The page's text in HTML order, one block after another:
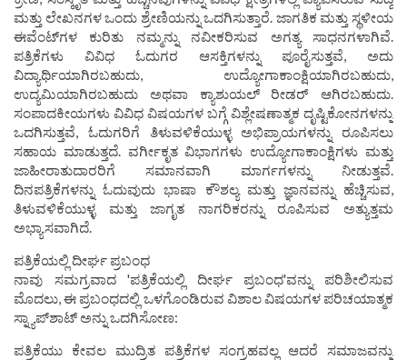
ಮತ್ತು ಲೇಖನಗಳ ಒಂದು ಶ್ರೇಣಿಯನ್ನು ಒದಗಿಸುತ್ತಾರೆ. ಜಾಗತಿಕ ಮತ್ತು ಸ್ಥಳೀಯ
ಈವೆಂಟ್‌ಗಳ ಕುರಿತು ನಮ್ಮನ್ನು ನವೀಕರಿಸುವ ಅಗತ್ಯ ಸಾಧನಗಳಾಗಿವೆ.
ಪತ್ರಿಕೆಗಳು ವಿವಿಧ ಓದುಗರ ಆಸಕ್ತಿಗಳನ್ನು ಪೂರೈಸುತ್ತವೆ, ಅದು
ವಿದ್ಯಾರ್ಥಿಯಾಗಿರಬಹುದು, ಉದ್ಯೋಗಾಕಾಂಕ್ಷಿಯಾಗಿರಬಹುದು,
ಉದ್ಯಮಿಯಾಗಿರಬಹುದು ಅಥವಾ ಕ್ಯಾಶುಯಲ್ ರೀಡರ್ ಆಗಿರಬಹುದು.
ಸಂಪಾದಕೀಯಗಳು ವಿವಿಧ ವಿಷಯಗಳ ಬಗ್ಗೆ ವಿಶ್ಲೇಷಣಾತ್ಮಕ ದೃಷ್ಟಿಕೋನಗಳನ್ನು
ಒದಗಿಸುತ್ತವೆ, ಓದುಗರಿಗೆ ತಿಳುವಳಿಕೆಯುಳ್ಳ ಅಭಿಪ್ರಾಯಗಳನ್ನು ರೂಪಿಸಲು
ಸಹಾಯ ಮಾಡುತ್ತದೆ. ವರ್ಗೀಕೃತ ವಿಭಾಗಗಳು ಉದ್ಯೋಗಾಕಾಂಕ್ಷಿಗಳು ಮತ್ತು
ಜಾಹೀರಾತುದಾರರಿಗೆ ಸಮಾನವಾಗಿ ಮಾರ್ಗಗಳನ್ನು ನೀಡುತ್ತವೆ.
ದಿನಪತ್ರಿಕೆಗಳನ್ನು ಓದುವುದು ಭಾಷಾ ಕೌಶಲ್ಯ ಮತ್ತು ಜ್ಞಾನವನ್ನು ಹೆಚ್ಚಿಸುವ,
ತಿಳುವಳಿಕೆಯುಳ್ಳ ಮತ್ತು ಜಾಗೃತ ನಾಗರಿಕರನ್ನು ರೂಪಿಸುವ ಅತ್ಯುತ್ತಮ
ಅಭ್ಯಾಸವಾಗಿದೆ.
ಪತ್ರಿಕೆಯಲ್ಲಿ ದೀರ್ಘ ಪ್ರಬಂಧ
ನಾವು ಸಮಗ್ರವಾದ 'ಪತ್ರಿಕೆಯಲ್ಲಿ ದೀರ್ಘ ಪ್ರಬಂಧ'ವನ್ನು ಪರಿಶೀಲಿಸುವ
ಮೊದಲು, ಈ ಪ್ರಬಂಧದಲ್ಲಿ ಒಳಗೊಂಡಿರುವ ವಿಶಾಲ ವಿಷಯಗಳ ಪರಿಚಯಾತ್ಮಕ
ಸ್ನ್ಯಾಪ್‌ಶಾಟ್ ಅನ್ನು ಒದಗಿಸೋಣ:
ಪತ್ರಿಕೆಯು ಕೇವಲ ಮುದ್ರಿತ ಪತ್ರಿಕೆಗಳ ಸಂಗ್ರಹವಲ್ಲ ಆದರೆ ಸಮಾಜವನ್ನು